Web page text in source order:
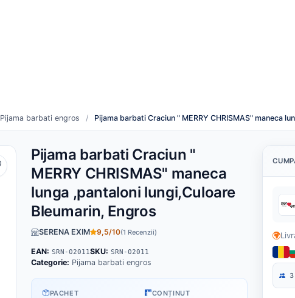
Pijama barbati engros / Pijama barbati Craciun " MERRY CHRISMAS" maneca
Pijama barbati Craciun "
MERRY CHRISMAS" maneca
lunga ,pantaloni lungi,Culoare
Bleumarin, Engros
SERENA EXIM 9,5/10(1 Recenzii)
EAN: SRN-02011SKU: SRN-02011
Categorie: Pijama barbati engros
PACHET CONȚINUT